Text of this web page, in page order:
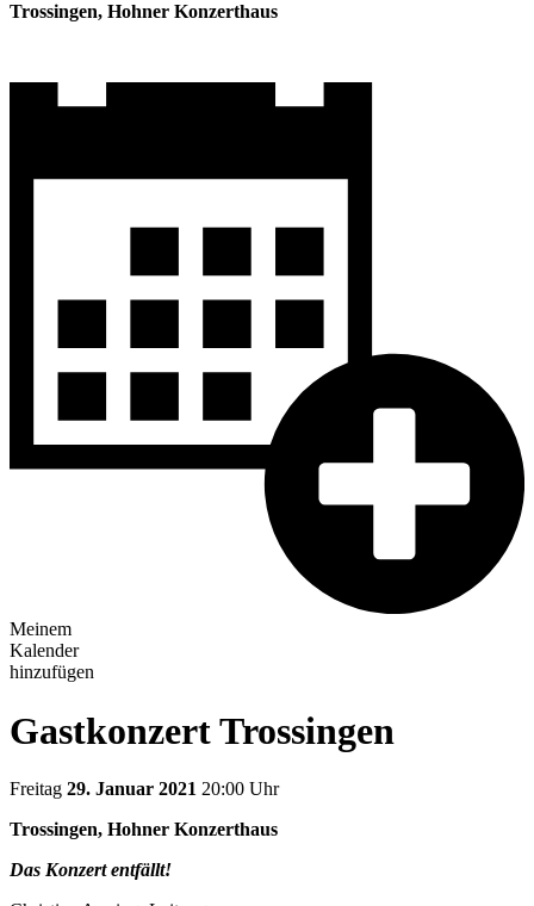
Trossingen, Hohner Konzerthaus
Meinem
Kalender
hinzufügen
Gastkonzert Trossingen
Freitag 29. Januar 2021 20:00 Uhr
Trossingen, Hohner Konzerthaus
Das Konzert entfällt!